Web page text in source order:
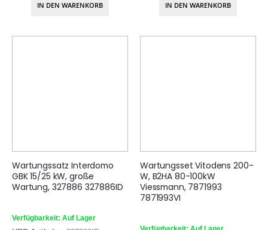
IN DEN WARENKORB IN DEN WARENKORB
Wartungssatz Interdomo
GBK 15/25 kW, große
Wartung, 327886 327886ID
Verfügbarkeit: Auf Lager
Wartungsset Vitodens 200-
W, B2HA 80-100kW
Viessmann, 7871993
7871993VI